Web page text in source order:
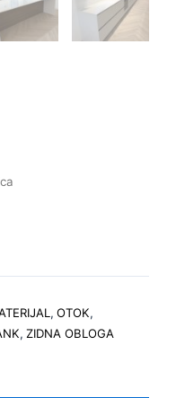
, OTOK,
, ZIDNA OBLOGA